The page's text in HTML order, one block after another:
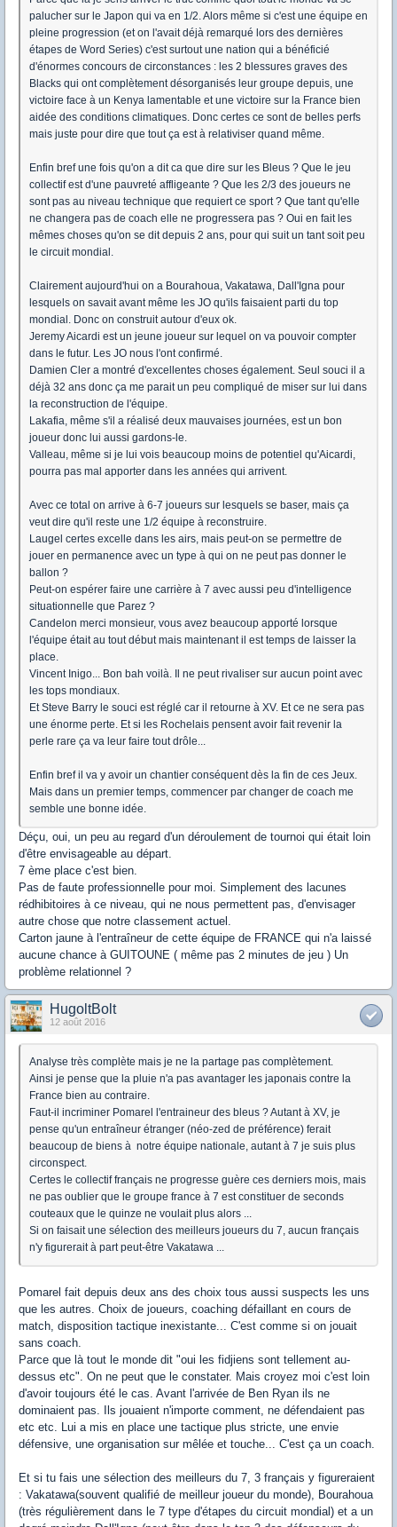
palucher sur le Japon qui va en 1/2. Alors même si c'est une équipe en
pleine progression (et on l'avait déjà remarqué lors des dernières
étapes de Word Series) c'est surtout une nation qui a bénéficié
d'énormes concours de circonstances : les 2 blessures graves des
Blacks qui ont complètement désorganisés leur groupe depuis, une
victoire face à un Kenya lamentable et une victoire sur la France bien
aidée des conditions climatiques. Donc certes ce sont de belles perfs
mais juste pour dire que tout ça est à relativiser quand même.
Enfin bref une fois qu'on a dit ca que dire sur les Bleus ? Que le jeu
collectif est d'une pauvreté affligeante ? Que les 2/3 des joueurs ne
sont pas au niveau technique que requiert ce sport ? Que tant qu'elle
ne changera pas de coach elle ne progressera pas ? Oui en fait les
mêmes choses qu'on se dit depuis 2 ans, pour qui suit un tant soit peu
le circuit mondial.
Clairement aujourd'hui on a Bourahoua, Vakatawa, Dall'Igna pour
lesquels on savait avant même les JO qu'ils faisaient parti du top
mondial. Donc on construit autour d'eux ok.
Jeremy Aicardi est un jeune joueur sur lequel on va pouvoir compter
dans le futur. Les JO nous l'ont confirmé.
Damien Cler a montré d'excellentes choses également. Seul souci il a
déjà 32 ans donc ça me parait un peu compliqué de miser sur lui dans
la reconstruction de l'équipe.
Lakafia, même s'il a réalisé deux mauvaises journées, est un bon
joueur donc lui aussi gardons-le.
Valleau, même si je lui vois beaucoup moins de potentiel qu'Aicardi,
pourra pas mal apporter dans les années qui arrivent.
Avec ce total on arrive à 6-7 joueurs sur lesquels se baser, mais ça
veut dire qu'il reste une 1/2 équipe à reconstruire.
Laugel certes excelle dans les airs, mais peut-on se permettre de
jouer en permanence avec un type à qui on ne peut pas donner le
ballon ?
Peut-on espérer faire une carrière à 7 avec aussi peu d'intelligence
situationnelle que Parez ?
Candelon merci monsieur, vous avez beaucoup apporté lorsque
l'équipe était au tout début mais maintenant il est temps de laisser la
place.
Vincent Inigo... Bon bah voilà. Il ne peut rivaliser sur aucun point avec
les tops mondiaux.
Et Steve Barry le souci est réglé car il retourne à XV. Et ce ne sera pas
une énorme perte. Et si les Rochelais pensent avoir fait revenir la
perle rare ça va leur faire tout drôle...
Enfin bref il va y avoir un chantier conséquent dès la fin de ces Jeux.
Mais dans un premier temps, commencer par changer de coach me
semble une bonne idée.
Déçu, oui, un peu au regard d'un déroulement de tournoi qui était loin
d'être envisageable au départ.
7 ème place c'est bien.
Pas de faute professionnelle pour moi. Simplement des lacunes
rédhibitoires à ce niveau, qui ne nous permettent pas, d'envisager
autre chose que notre classement actuel.
Carton jaune à l'entraîneur de cette équipe de FRANCE qui n'a laissé
aucune chance à GUITOUNE ( même pas 2 minutes de jeu ) Un
problème relationnel ?
HugoltBolt
12 août 2016
Analyse très complète mais je ne la partage pas complètement.
Ainsi je pense que la pluie n'a pas avantager les japonais contre la
France bien au contraire.
Faut-il incriminer Pomarel l'entraineur des bleus ? Autant à XV, je
pense qu'un entraîneur étranger (néo-zed de préférence) ferait
beaucoup de biens à notre équipe nationale, autant à 7 je suis plus
circonspect.
Certes le collectif français ne progresse guère ces derniers mois, mais
ne pas oublier que le groupe france à 7 est constituer de seconds
couteaux que le quinze ne voulait plus alors ...
Si on faisait une sélection des meilleurs joueurs du 7, aucun français
n'y figurerait à part peut-être Vakatawa ...
Pomarel fait depuis deux ans des choix tous aussi suspects les uns
que les autres. Choix de joueurs, coaching défaillant en cours de
match, disposition tactique inexistante... C'est comme si on jouait
sans coach.
Parce que là tout le monde dit "oui les fidjiens sont tellement au-
dessus etc". On ne peut que le constater. Mais croyez moi c'est loin
d'avoir toujours été le cas. Avant l'arrivée de Ben Ryan ils ne
dominaient pas. Ils jouaient n'importe comment, ne défendaient pas
etc etc. Lui a mis en place une tactique plus stricte, une envie
défensive, une organisation sur mêlée et touche... C'est ça un coach.
Et si tu fais une sélection des meilleurs du 7, 3 français y figureraient
: Vakatawa(souvent qualifié de meilleur joueur du monde), Bourahoua
(très régulièrement dans le 7 type d'étapes du circuit mondial) et a un